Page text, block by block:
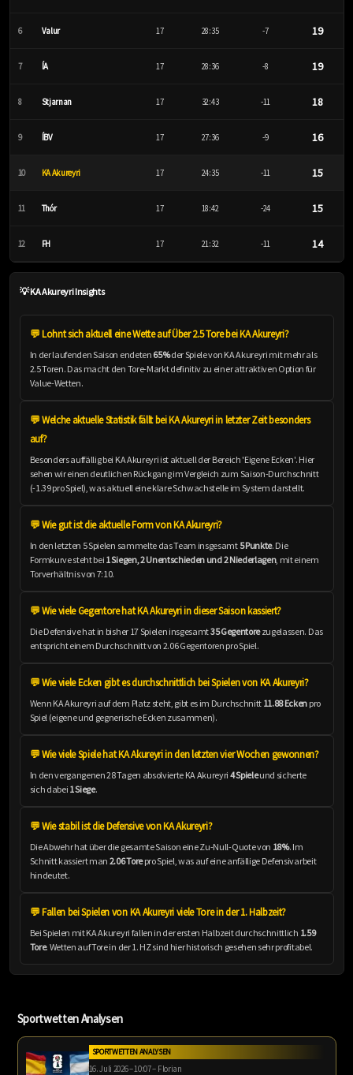
6 Valur 17 28:35 -7 19
7 ÍA 17 28:36 -8 19
8 Stjarnan 17 32:43 -11 18
9 ÍBV 17 27:36 -9 16
10 KA Akureyri 17 24:35 -11 15
11 Thór 17 18:42 -24 15
12 FH 17 21:32 -11 14
💡 KA Akureyri Insights
💬 Lohnt sich aktuell eine Wette auf Über 2.5 Tore bei KA Akureyri?
In der laufenden Saison endeten 65%der Spiele von KA Akureyri mit mehr als
2.5 Toren. Das macht den Tore-Markt definitiv zu einer attraktiven Option für
Value-Wetten.
💬 Welche aktuelle Statistik fällt bei KA Akureyri in letzter Zeit besonders
auf?
Besonders auffällig bei KA Akureyri ist aktuell der Bereich 'Eigene Ecken'. Hier
sehen wir einen deutlichen Rückgang im Vergleich zum Saison-Durchschnitt
(-1.39 pro Spiel), was aktuell eine klare Schwachstelle im System darstellt.
💬 Wie gut ist die aktuelle Form von KA Akureyri?
In den letzten 5 Spielen sammelte das Team insgesamt5 Punkte. Die
Formkurve steht bei 1 Siegen, 2 Unentschieden und 2 Niederlagen, mit einem
Torverhältnis von 7:10.
💬 Wie viele Gegentore hat KA Akureyri in dieser Saison kassiert?
Die Defensive hat in bisher 17 Spielen insgesamt35 Gegentorezugelassen. Das
entspricht einem Durchschnitt von 2.06 Gegentoren pro Spiel.
💬 Wie viele Ecken gibt es durchschnittlich bei Spielen von KA Akureyri?
Wenn KA Akureyri auf dem Platz steht, gibt es im Durchschnitt 11.88 Ecken pro
Spiel (eigene und gegnerische Ecken zusammen).
💬 Wie viele Spiele hat KA Akureyri in den letzten vier Wochen gewonnen?
In den vergangenen 28 Tagen absolvierte KA Akureyri 4 Spieleund sicherte
sich dabei 1 Siege.
💬 Wie stabil ist die Defensive von KA Akureyri?
Die Abwehr hat über die gesamte Saison eine Zu-Null-Quote von 18%. Im
Schnitt kassiert man 2.06 Torepro Spiel, was auf eine anfällige Defensivarbeit
hindeutet.
💬 Fallen bei Spielen von KA Akureyri viele Tore in der 1. Halbzeit?
Bei Spielen mit KA Akureyri fallen in der ersten Halbzeit durchschnittlich 1.59
Tore. Wetten auf Tore in der 1. HZ sind hier historisch gesehen sehr profitabel.
Sportwetten Analysen
SPORTWETTEN ANALYSEN
16. Juli 2026 – 10:07 – Florian